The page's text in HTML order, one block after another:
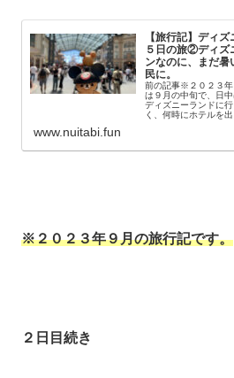
【旅行記】ディ
５日の旅②ディ
ンなのに、まだ暑
民に。
前の記事※２０２３年
は９月の中旬で、日
ディズニーランドに
く、何時にホテルを
www.nuitabi.fun
※２０２３年９月の旅行記です。
２日目続き